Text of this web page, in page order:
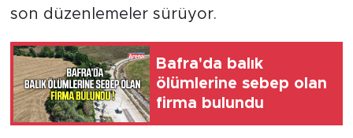
son düzenlemeler sürüyor.
Bafra'da balık
ölümlerine sebep olan
firma bulundu